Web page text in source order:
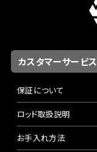
カスタマーサービス
保証について
ロッド取扱説明
お手入れ方法